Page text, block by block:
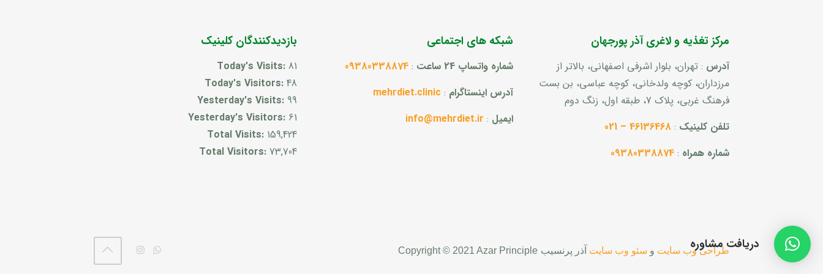
مرکز تغذیه و لاغری آذر پورجهان
آدرس : تهران، بلوار اشرفی اصفهانی، بالاتر از
مرزداران، کوچه ولدخانی، کوچه عباسی، بن بست
فرهنگ غربی، پلاک 7، طبقه اول، زنگ دوم
تلفن کلینیک :
46136468 – 021
شماره همراه :
09380338874
شبکه های اجتماعی
شماره واتساپ 24 ساعت :
09380338874
آدرس اینستاگرام :
mehrdiet.clinic
ایمیل :
info@mehrdiet.ir
بازدیدکنندگان کلینیک
Today's Visits: 81
Today's Visitors: 48
Yesterday's Visits: 99
Yesterday's Visitors: 61
Total Visits: 159,424
Total Visitors: 73,704
طراحی وب سایت و سئو وب سایت آذر پرنسیب Copyright © 2021 Azar Principle دریافت مشاوره